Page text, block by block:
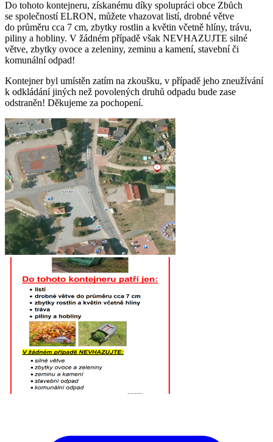
Do tohoto kontejneru, získanému díky spolupráci obce Zbůch
se společností ELRON, můžete vhazovat listí, drobné větve
do průměru cca 7 cm, zbytky rostlin a květin včetně hlíny, trávu,
piliny a hobliny. V žádném případě však NEVHAZUJTE silné
větve, zbytky ovoce a zeleniny, zeminu a kamení, stavební či
komunální odpad!
Kontejner byl umístěn zatím na zkoušku, v případě jeho zneužívání
k odkládání jiných než povolených druhů odpadu bude zase
odstraněn! Děkujeme za pochopení.